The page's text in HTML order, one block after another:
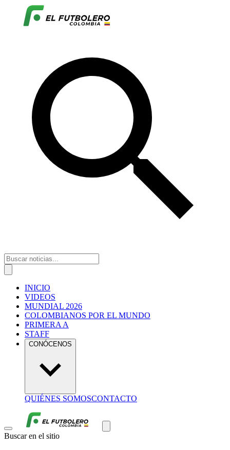
INICIO
VIDEOS
MUNDIAL 2026
COLOMBIANOS POR EL MUNDO
PRIMERA A
STAFF
CONÓCENOS
QUIÉNES SOMOSCONTACTO
Buscar en el sitio